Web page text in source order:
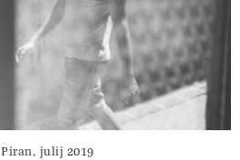
Piran, julij 2019